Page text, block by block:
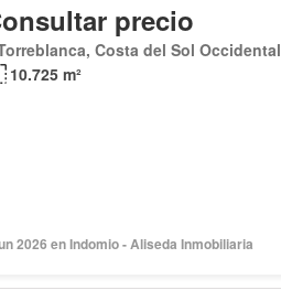
precio
Costa del Sol Occidental
10.725 m²
2026 en Indomio - Aliseda Inmobiliaria